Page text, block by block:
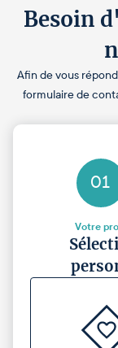
Besoin
Afin de vous
formulaire de
01
Votre